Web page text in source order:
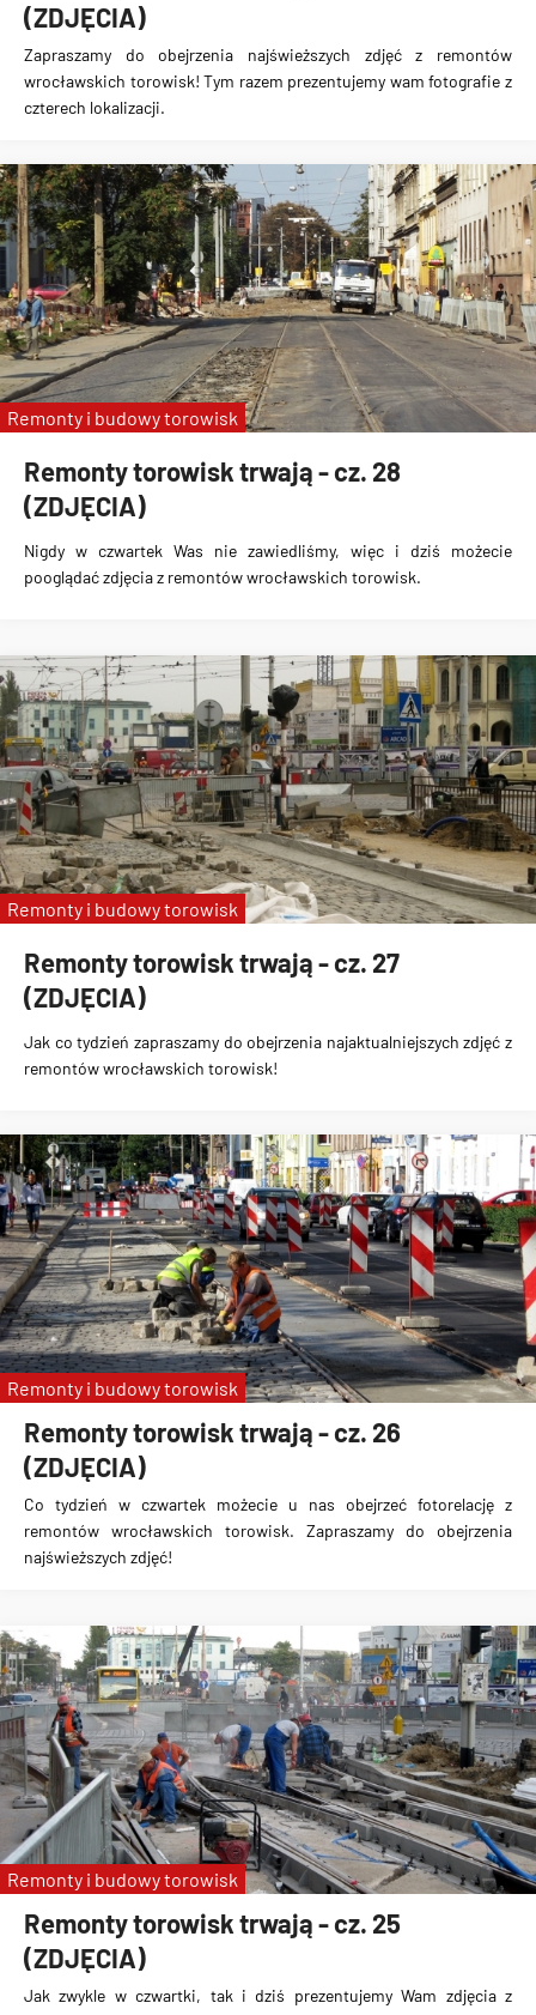
(ZDJĘCIA)
Zapraszamy do obejrzenia najświeższych zdjęć z remontów
wrocławskich torowisk! Tym razem prezentujemy wam fotografie z
czterech lokalizacji.
Remonty torowisk trwają - cz. 28
(ZDJĘCIA)
Nigdy w czwartek Was nie zawiedliśmy, więc i dziś możecie
pooglądać zdjęcia z remontów wrocławskich torowisk.
Remonty i budowy torowisk
Remonty torowisk trwają - cz. 27
(ZDJĘCIA)
Jak co tydzień zapraszamy do obejrzenia najaktualniejszych zdjęć z
remontów wrocławskich torowisk!
Remonty i budowy torowisk
Remonty torowisk trwają - cz. 26
(ZDJĘCIA)
Co tydzień w czwartek możecie u nas obejrzeć fotorelację z
remontów wrocławskich torowisk. Zapraszamy do obejrzenia
najświeższych zdjęć!
Remonty i budowy torowisk
Remonty torowisk trwają - cz. 25
(ZDJĘCIA)
Jak zwykle w czwartki, tak i dziś prezentujemy Wam zdjęcia z
Remonty i budowy torowisk